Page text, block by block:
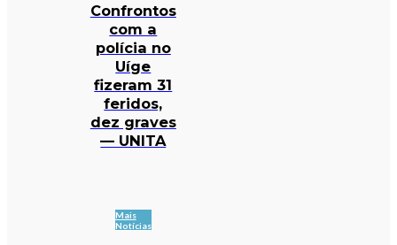
Confrontos
com a
polícia no
Uíge
fizeram 31
feridos,
dez graves
— UNITA
Mais
Notícias